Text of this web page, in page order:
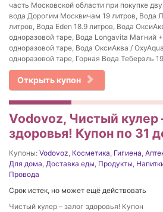
часть Московской области при покупке
вода Дорогим Москвичам 19 литров, Вода
литров, Вода Eden 18.9 литров, Вода
одноразовой таре, Вода Longavita Магний
одноразовой таре, Вода ОксиАква /
одноразовой таре, Горная Вода Теберэль
Открыть купон
Vodovoz, Чистый кулер
здоровья! Купон по 31
Купоны: Vodovoz, Косметика, Гигиена,
Для дома, Доставка еды, Продукты,
Провода
Срок истек, но может ещё действовать
Чистый кулер – залог здоровья! Купон